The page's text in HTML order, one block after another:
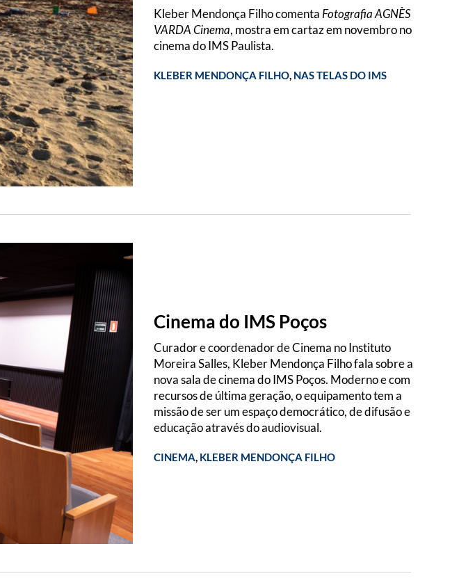
Kleber Mendonça Filho comenta Fotografia AGNÈS
VARDA Cinema, mostra em cartaz em novembro no
cinema do IMS Paulista.
KLEBER MENDONÇA FILHO, NAS TELAS DO IMS
Cinema do IMS Poços
Curador e coordenador de Cinema no Instituto
Moreira Salles, Kleber Mendonça Filho fala sobre a
nova sala de cinema do IMS Poços. Moderno e com
recursos de última geração, o equipamento tem a
missão de ser um espaço democrático, de difusão e
educação através do audiovisual.
CINEMA, KLEBER MENDONÇA FILHO